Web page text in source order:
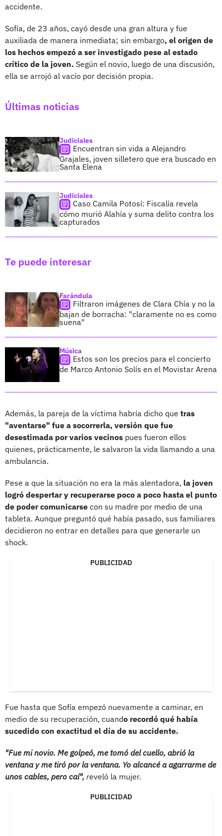
accidente.
Sofía, de 23 años, cayó desde una gran altura y fue
auxiliada de manera inmediata; sin embargo, el origen de
los hechos empezó a ser investigado pese al estado
crítico de la joven. Según el novio, luego de una discusión,
ella se arrojó al vacío por decisión propia.
Últimas noticias
Judiciales
Encuentran sin vida a Alejandro
Grajales, joven silletero que era buscado en
Santa Elena
Judiciales
Caso Camila Potosí: Fiscalía revela
cómo murió Alahía y suma delito contra los
capturados
Te puede interesar
Farándula
Filtraron imágenes de Clara Chía y no la
bajan de borracha: "claramente no es como
suena"
Música
Estos son los precios para el concierto
de Marco Antonio Solís en el Movistar Arena
Además, la pareja de la víctima habría dicho que tras
"aventarse" fue a socorrerla, versión que fue
desestimada por varios vecinos pues fueron ellos
quienes, prácticamente, le salvaron la vida llamando a una
ambulancia.
Pese a que la situación no era la más alentadora, la joven
logró despertar y recuperarse poco a poco hasta el punto
de poder comunicarse con su madre por medio de una
tableta. Aunque preguntó qué había pasado, sus familiares
decidieron no entrar en detalles para que generarle un
shock.
PUBLICIDAD
Fue hasta que Sofía empezó nuevamente a caminar, en
medio de su recuperación, cuando recordó qué había
sucedido con exactitud el día de su accidente.
"Fue mi novio. Me golpeó, me tomó del cuello, abrió la
ventana y me tiró por la ventana. Yo alcancé a agarrarme de
unos cables, pero caí", reveló la mujer.
PUBLICIDAD